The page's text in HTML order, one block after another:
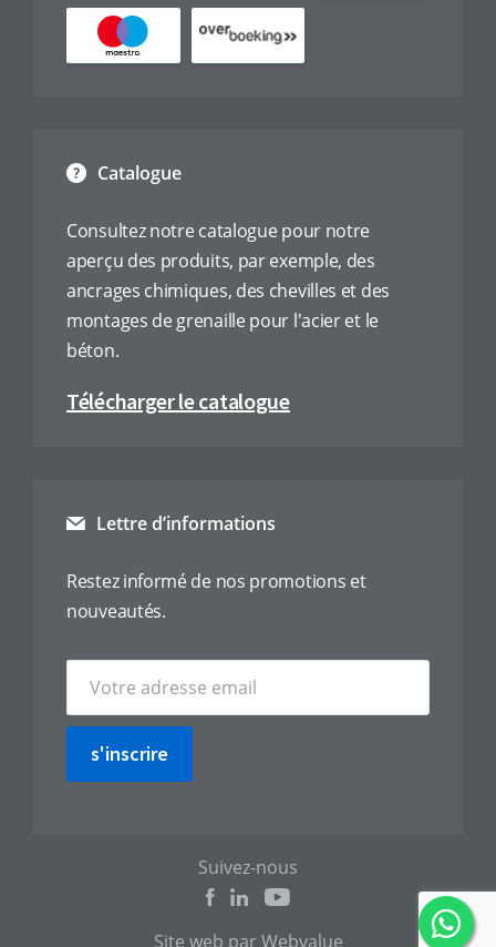
Catalogue
Consultez notre catalogue pour notre
aperçu des produits, par exemple, des
ancrages chimiques, des chevilles et des
montages de grenaille pour l'acier et le
béton.
Télécharger le catalogue
Lettre d’informations
Restez informé de nos promotions et
nouveautés.
s'inscrire
Site web par Webvalue
Suivez-nous